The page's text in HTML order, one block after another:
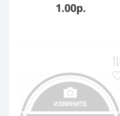
1.00р.